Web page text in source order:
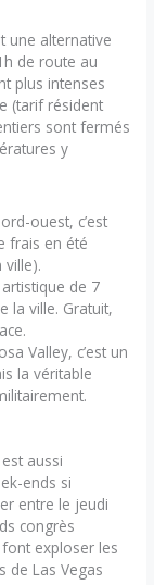
une alternative
de route au
plus intenses
(tarif résident
sont fermés
y
ouest, c’est
frais en été
ville).
de 7
la ville. Gratuit,
Valley, c’est un
la véritable
aussi
ends si
entre le jeudi
congrès
exploser les
de Las Vegas